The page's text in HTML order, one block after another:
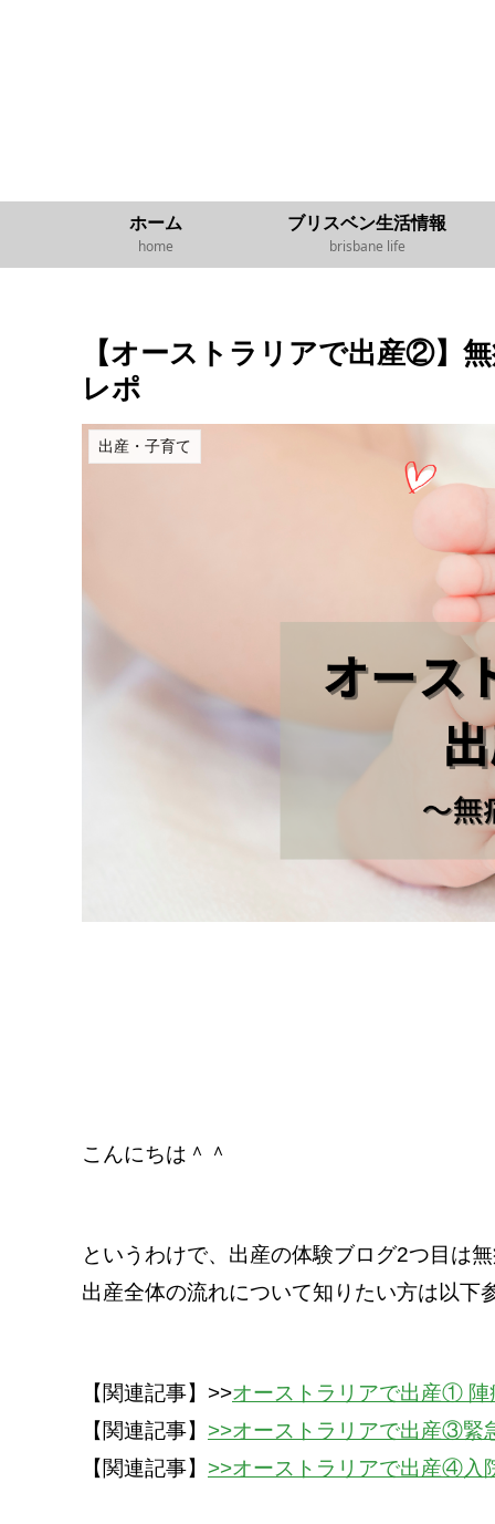
ホーム
home
ブリスベン生活情報
brisbane life
【オーストラリアで出産②】
レポ
出産・子育て
こんにちは＾＾
というわけで、出産の体験ブログ2つ目は
出産全体の流れについて知りたい方は以下
【関連記事】>>オーストラリアで出産①
【関連記事】 >>オーストラリアで出産③緊
【関連記事】 >>オーストラリアで出産④入